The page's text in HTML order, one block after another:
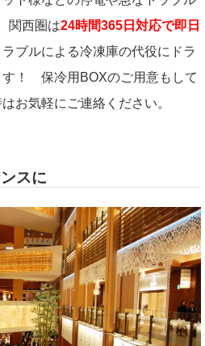
関西圏は24時間365日対応で即日
ブルによる冷凍庫の代役にドラ
す！ 保冷用BOXのご用意もして
お気軽にご連絡ください。
スに